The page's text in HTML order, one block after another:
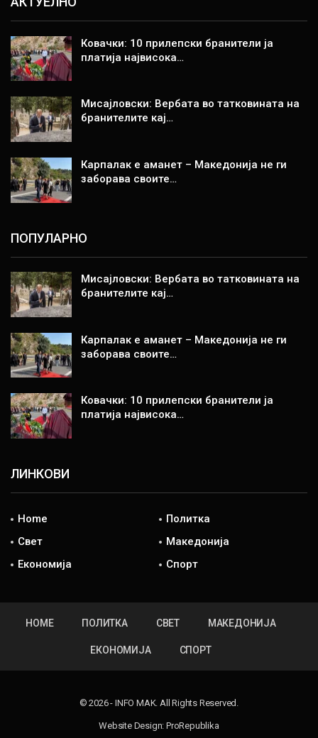
Ковачки: 10 прилепски бранители ја
платија највисока…
Мисајловски: Вербата во татковината на
бранителите кај…
Карпалак е аманет – Македонија не ги
заборава своите…
ПОПУЛАРНО
Мисајловски: Вербата во татковината на
бранителите кај…
Карпалак е аманет – Македонија не ги
заборава своите…
Ковачки: 10 прилепски бранители ја
платија највисока…
ЛИНКОВИ
Home
Политка
Свет
Македонија
Економија
Спорт
HOME ПОЛИТКА СВЕТ МАКЕДОНИЈА
ЕКОНОМИЈА СПОРТ
© 2026 - INFO MAK. All Rights Reserved.
Website Design:ProRepublika